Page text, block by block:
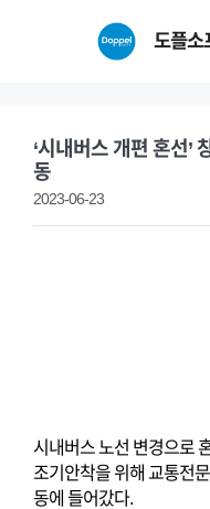
도플소
‘시내버스 개편 혼선’
동
2023-06-23
시내버스 노선 변경으로
조기안착을 위해 교통전
동에 들어갔다.